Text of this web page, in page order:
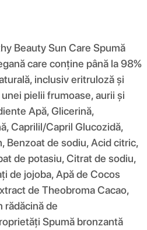
Beauty Sun Care Spumă
care conține până la 98%
inclusiv eritruloză și
pielii frumoase, aurii și
Apă, Glicerină,
Caprilil/Capril Glucozidă,
Benzoat de sodiu, Acid citric,
de potasiu, Citrat de sodiu,
de jojoba, Apă de Cocos
de Theobroma Cacao,
rădăcină de
Spumă bronzantă